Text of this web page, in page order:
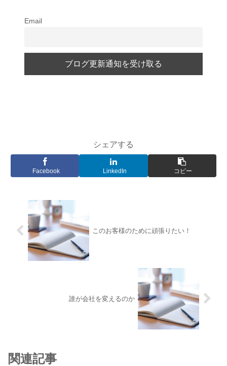
Email
シェアする
Facebook LinkedIn コピー
このお客様のために頑張りたい！
誰が会社を変えるのか
関連記事